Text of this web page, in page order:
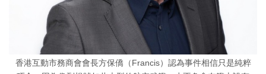
香港互動市務商會會長方保僑（Francis）認為事件相信只是純粹